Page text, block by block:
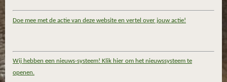
Doe mee met de actie van deze website en vertel over jouw actie!
Wij hebben een nieuws-systeem! Klik hier om het nieuwssysteem te
openen.